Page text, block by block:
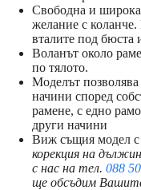
Свободна и широка
желание с
вталите под бюста
Воланът около
по тялото.
Моделът
начини според
рамене, с едно
други начини
Виж същия модел
корекция на
с нас на тел. 088
ще обсъдим